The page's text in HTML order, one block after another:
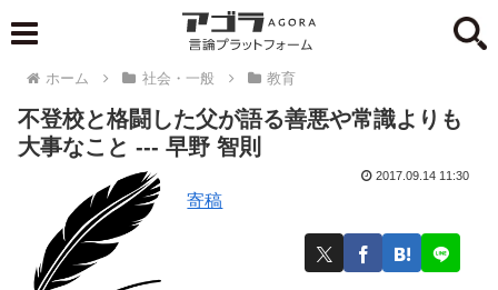
ホーム 社会・一般 教育
不登校と格闘した父が語る善悪や常識よりも
大事なこと --- 早野 智則
寄稿
2017.09.14 11:30